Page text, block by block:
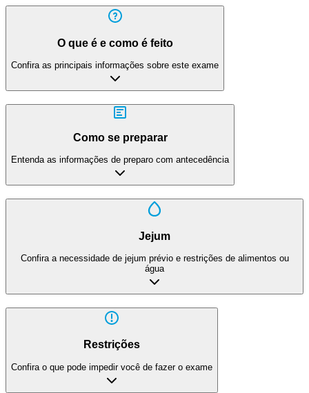
O que é e como é feito
Confira as principais informações sobre este exame
Como se preparar
Entenda as informações de preparo com antecedência
Jejum
Confira a necessidade de jejum prévio e restrições de alimentos ou
água
Restrições
Confira o que pode impedir você de fazer o exame